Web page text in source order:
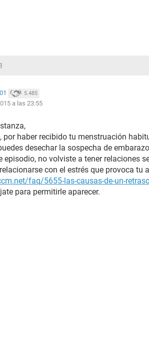
5.485
a las 23:55
por haber recibido tu menstruación
desechar la sospecha de
episodio, no volviste a tener relaciones
con el estrés que provoca tu
faq/5655-las-causas-de-un-
para permitirle aparecer.